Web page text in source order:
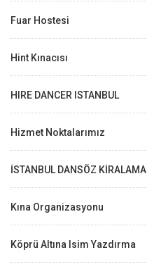
Fuar Hostesi
Hint Kınacısı
HIRE DANCER ISTANBUL
Hizmet Noktalarımız
İSTANBUL DANSÖZ KİRALAMA
Kına Organizasyonu
Köprü Altına Isim Yazdırma